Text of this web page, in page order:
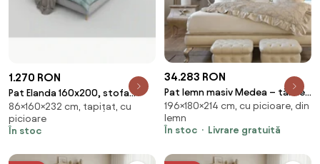
1.270 RON
Pat Elanda 160x200, stofa
clasica gri deschis, cu somiera
86×160×232 cm, tapițat, cu
picioare
În stoc
34.283 RON
Pat lemn masiv Medea – tăblie
capitonată 160/180x200 cm -
180x200
196×180×214 cm, cu picioare, din
lemn
În stoc
Livrare gratuită